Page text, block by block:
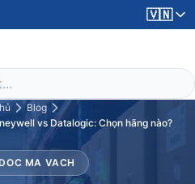
🇻🇳
Blog
vs Datalogic: Chọn hãng nào?
MA VACH